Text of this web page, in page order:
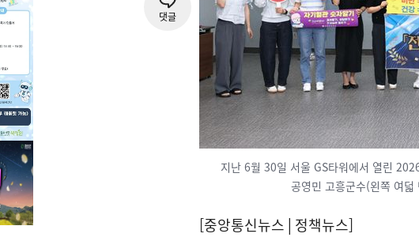
댓글
지난 6월 30일 서울 GS타워에서 열린
공영민 고흥군수(왼쪽 여
[중앙통신뉴스│정책뉴스]